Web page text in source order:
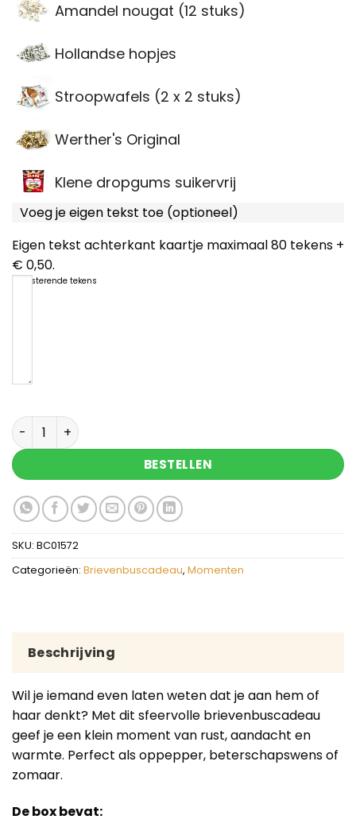
Amandel nougat (12 stuks)
Hollandse hopjes
Stroopwafels (2 x 2 stuks)
Werther's Original
Klene dropgums suikervrij
Voeg je eigen tekst toe (optioneel)
Eigen tekst achterkant kaartje maximaal 80 tekens +
€ 0,50.
resterende tekens
Brievenbus cadeau met Himalayazout, thee &
BESTELLEN
SKU: BC01572
Categorieën: Brievenbuscadeau, Momenten
Beschrijving
Wil je iemand even laten weten dat je aan hem of
haar denkt? Met dit sfeervolle brievenbuscadeau
geef je een klein moment van rust, aandacht en
warmte. Perfect als oppepper, beterschapswens of
zomaar.
De box bevat: